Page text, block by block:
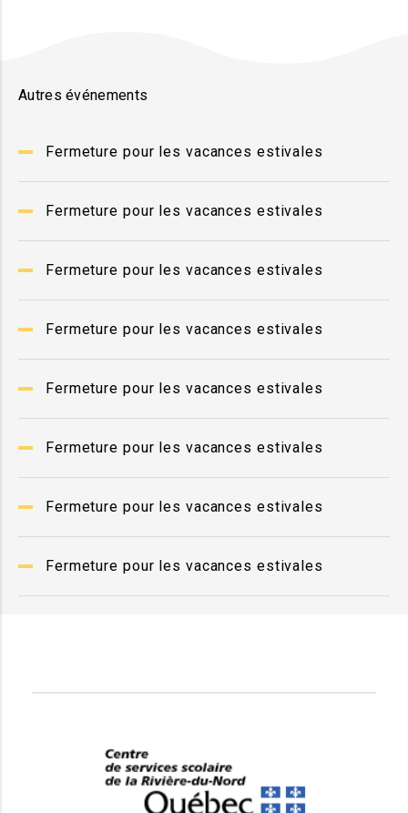
Autres événements
Fermeture pour les vacances estivales
Fermeture pour les vacances estivales
Fermeture pour les vacances estivales
Fermeture pour les vacances estivales
Fermeture pour les vacances estivales
Fermeture pour les vacances estivales
Fermeture pour les vacances estivales
Fermeture pour les vacances estivales